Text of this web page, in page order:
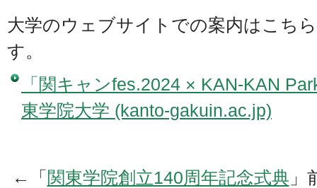
大学のウェブサイトでの案内はこち
す。
「関キャンfes.2024 × KAN-KAN
東学院大学 (kanto-gakuin.ac.jp)
←「 関東学院創立140周年記念式典